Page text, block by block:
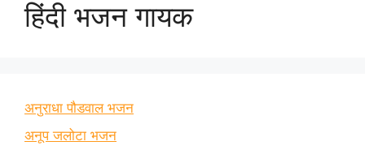
हिंदी भजन गायक
अनुराधा पौडवाल भजन
अनूप जलोटा भजन